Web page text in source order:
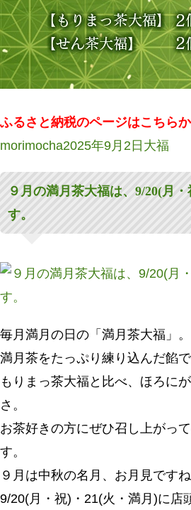
ふるさと納税のページはこちら
投
稿
者
morimocha投
稿
日:
2025年9月2日 カ
テ
ゴ
大福
９月の満月茶大福は、9/20(月
す。
毎月満月の日の「満月茶大福」。
満月茶をたっぷり練り込んだ餡で
もりまっ茶大福と比べ、ほろに
さ。
お茶好きの方にぜひ召し上がっ
す。
９月は中秋の名月、お月見ですね
9/20(月・祝)・21(火・満月)に店